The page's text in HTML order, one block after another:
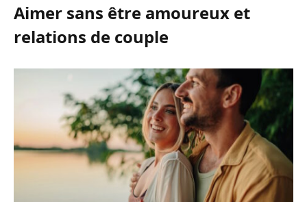
Aimer sans être amoureux et
relations de couple